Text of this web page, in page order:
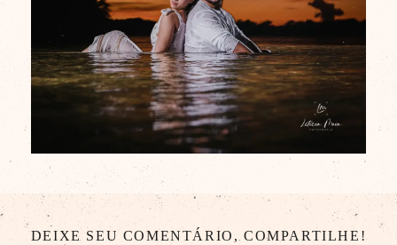
DEIXE SEU COMENTÁRIO, COMPARTILHE!